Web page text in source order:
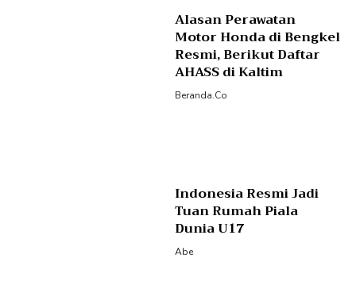
Alasan Perawatan
Motor Honda di Bengkel
Resmi, Berikut Daftar
AHASS di Kaltim
Beranda.co
Indonesia Resmi Jadi
Tuan Rumah Piala
Dunia U17
Abe